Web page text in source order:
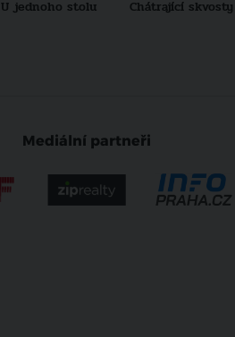
U jednoho stolu Chátrající skvosty
Mediální partneři